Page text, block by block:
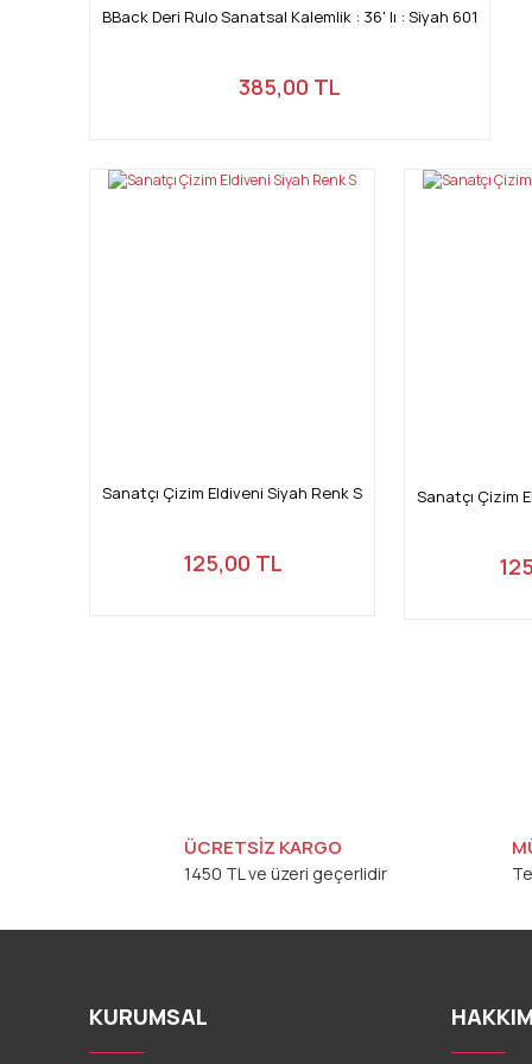
BBack Deri Rulo Sanatsal Kalemlik : 36' lı : Siyah 601
385,00 TL
Sanatçı Çizim Eldiveni Siyah Renk S
125,00 TL
Sanatçı Çizim
ÜCRETSİZ KARGO
1450 TL ve üzeri geçerlidir
KURUMSAL